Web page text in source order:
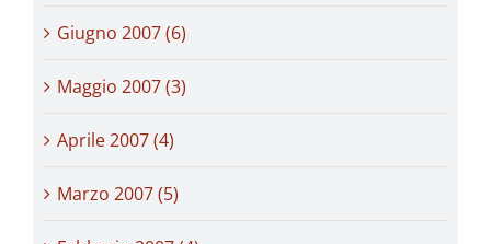
Giugno 2007 (6)
Maggio 2007 (3)
Aprile 2007 (4)
Marzo 2007 (5)